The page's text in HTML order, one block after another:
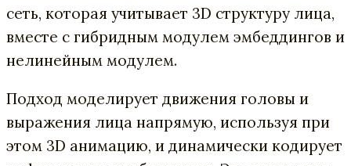
сеть, которая учитывает 3D структуру лица,
вместе с гибридным модулем эмбеддингов и
нелинейным модулем.
Подход моделирует движения головы и
выражения лица напрямую, используя при
этом 3D анимацию, и динамически кодирует